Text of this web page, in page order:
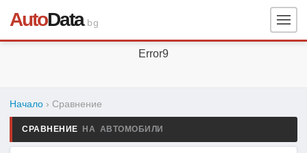
AutoData.bg
Error9
Начало › Сравнение
СРАВНЕНИЕ НА АВТОМОБИЛИ